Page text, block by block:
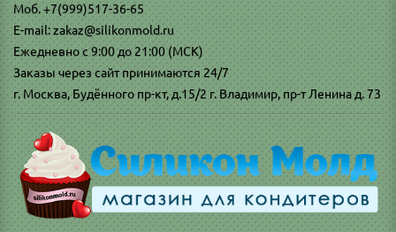
Моб. +7(999)517-36-65
E-mail: zakaz@silikonmold.ru
Ежедневно с 9:00 до 21:00 (МСК)
Заказы через сайт принимаются 24/7
г. Москва, Будённого пр-кт, д.15/2 г. Владимир, пр-т Ленина д. 73